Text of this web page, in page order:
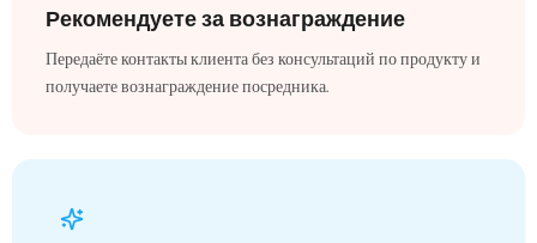
Рекомендуете за вознаграждение
Передаёте контакты клиента без консультаций по продукту и
получаете вознаграждение посредника.